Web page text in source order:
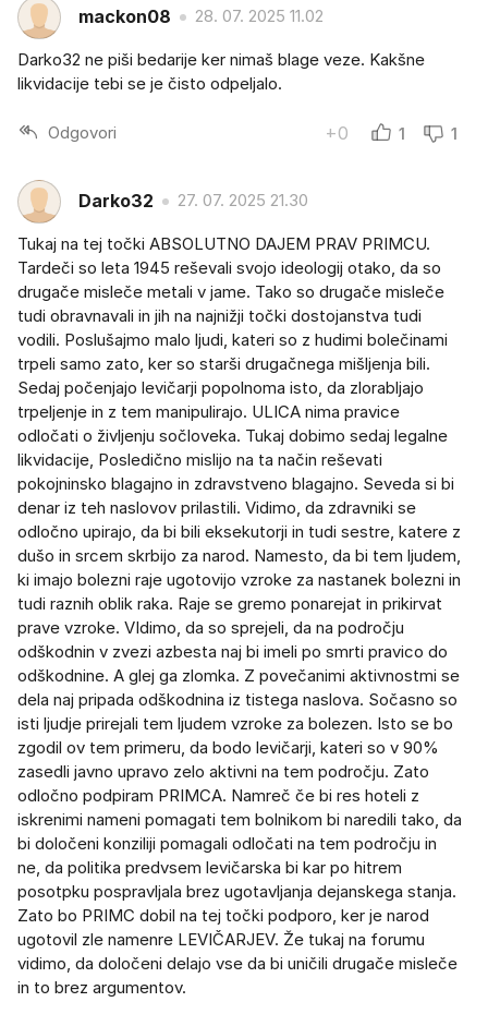
mackon08 28. 07. 2025 11.02
Darko32 ne piši bedarije ker nimaš blage veze. Kakšne
likvidacije tebi se je čisto odpeljalo.
Odgovori +0 1 1
Darko32 27. 07. 2025 21.30
Tukaj na tej točki ABSOLUTNO DAJEM PRAV PRIMCU.
Tardeči so leta 1945 reševali svojo ideologij otako, da so
drugače misleče metali v jame. Tako so drugače misleče
tudi obravnavali in jih na najnižji točki dostojanstva tudi
vodili. Poslušajmo malo ljudi, kateri so z hudimi bolečinami
trpeli samo zato, ker so starši drugačnega mišljenja bili.
Sedaj počenjajo levičarji popolnoma isto, da zlorabljajo
trpeljenje in z tem manipulirajo. ULICA nima pravice
odločati o življenju sočloveka. Tukaj dobimo sedaj legalne
likvidacije, Posledično mislijo na ta način reševati
pokojninsko blagajno in zdravstveno blagajno. Seveda si bi
denar iz teh naslovov prilastili. Vidimo, da zdravniki se
odločno upirajo, da bi bili eksekutorji in tudi sestre, katere z
dušo in srcem skrbijo za narod. Namesto, da bi tem ljudem,
ki imajo bolezni raje ugotovijo vzroke za nastanek bolezni in
tudi raznih oblik raka. Raje se gremo ponarejat in prikirvat
prave vzroke. VIdimo, da so sprejeli, da na področju
odškodnin v zvezi azbesta naj bi imeli po smrti pravico do
odškodnine. A glej ga zlomka. Z povečanimi aktivnostmi se
dela naj pripada odškodnina iz tistega naslova. Sočasno so
isti ljudje prirejali tem ljudem vzroke za bolezen. Isto se bo
zgodil ov tem primeru, da bodo levičarji, kateri so v 90%
zasedli javno upravo zelo aktivni na tem področju. Zato
odločno podpiram PRIMCA. Namreč če bi res hoteli z
iskrenimi nameni pomagati tem bolnikom bi naredili tako, da
bi določeni konziliji pomagali odločati na tem področju in
ne, da politika predvsem levičarska bi kar po hitrem
posotpku pospravljala brez ugotavljanja dejanskega stanja.
Zato bo PRIMC dobil na tej točki podporo, ker je narod
ugotovil zle namenre LEVIČARJEV. Že tukaj na forumu
vidimo, da določeni delajo vse da bi uničili drugače misleče
in to brez argumentov.